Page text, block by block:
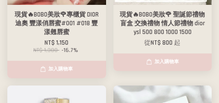
現貨🔥BOBO美妝🌹專櫃貨 DIOR
迪奧 豐漾俏唇蜜#001 #018 豐
漾翹唇蜜
NT$ 1,150
NT$ 1,380 -16.7%
加入購物車
現貨🔥BOBO美妝🌹 聖誕節禮物
盲盒 交換禮物 情人節禮物 dior
ysl 500 800 1000 1500
從NT$ 800 起
加入購物車